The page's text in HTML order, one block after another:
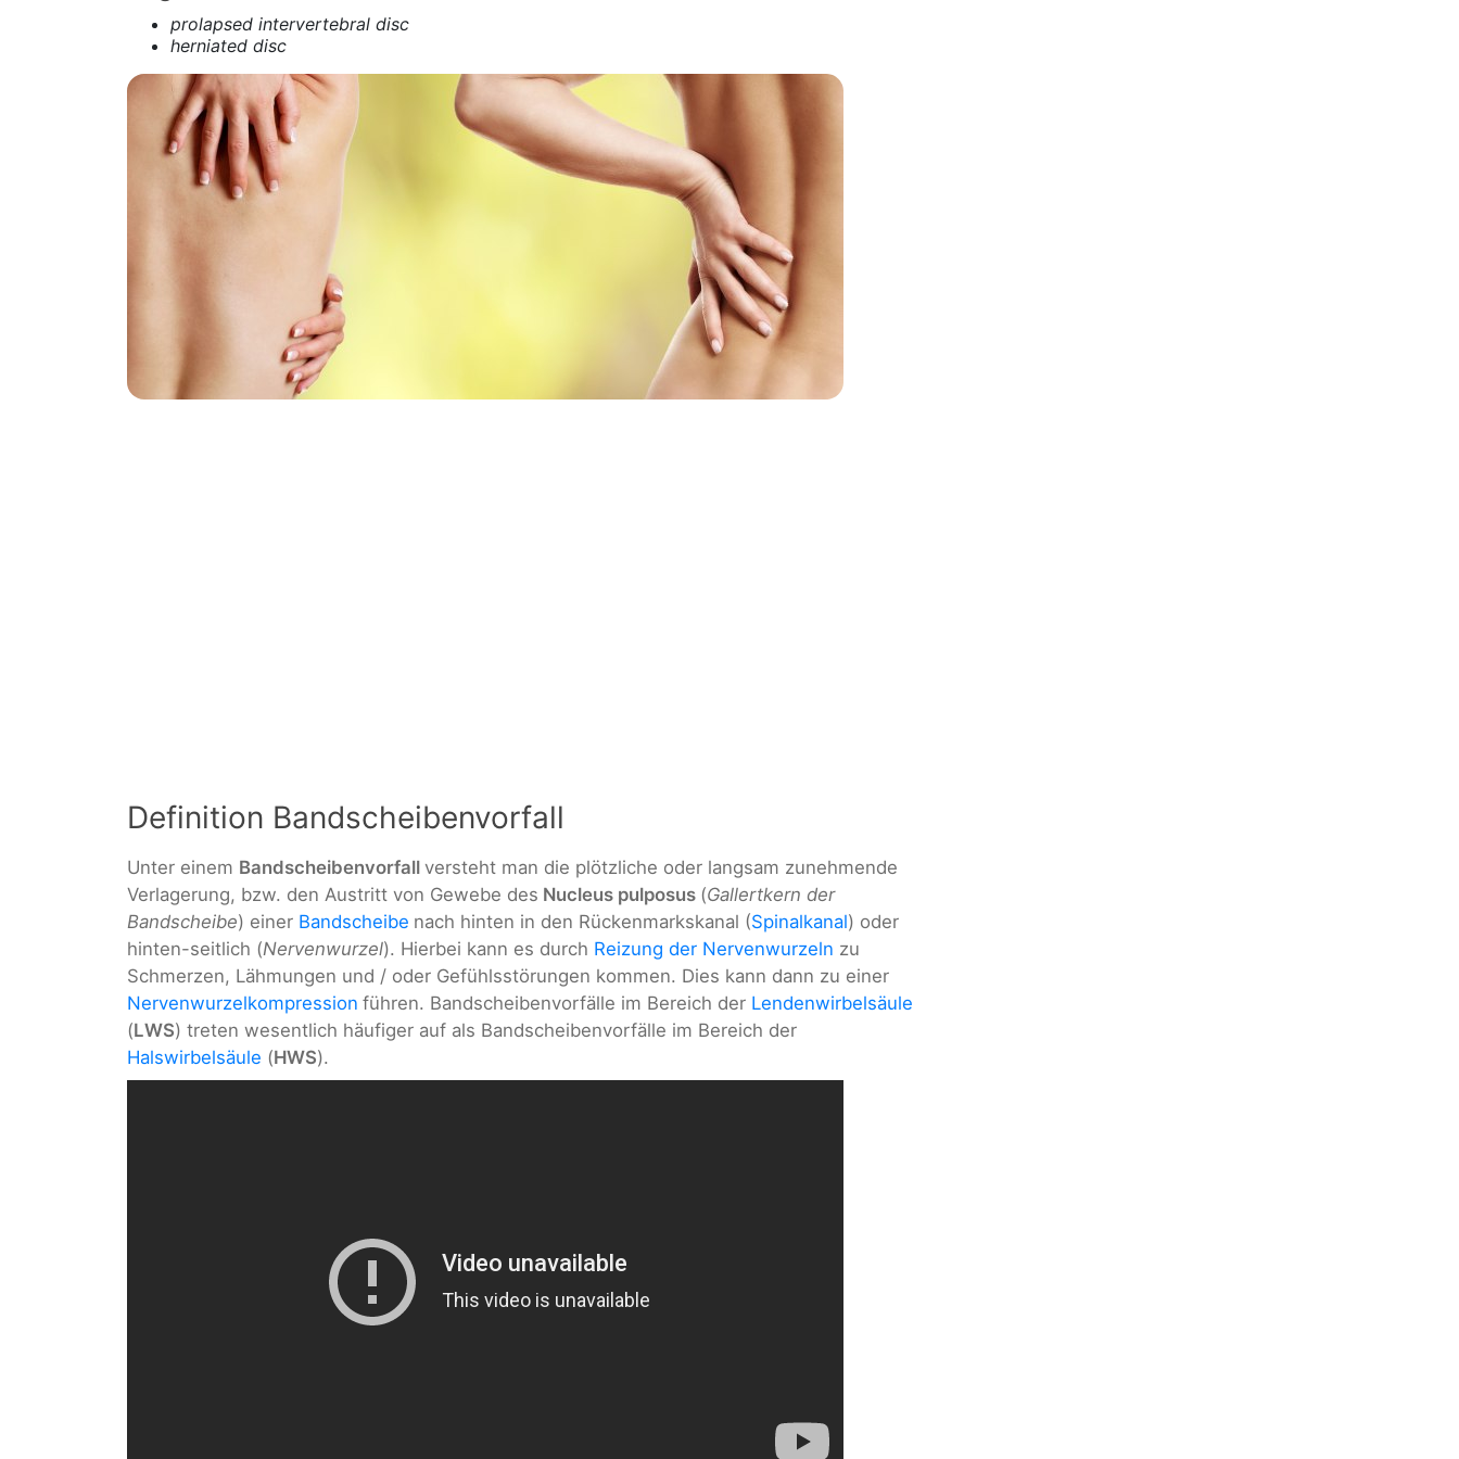
prolapsed intervertebral disc
herniated disc
Definition Bandscheibenvorfall
Unter einem Bandscheibenvorfall versteht man die plötzliche oder langsam zunehmende
Verlagerung, bzw. den Austritt von Gewebe des Nucleus pulposus (Gallertkern der
Bandscheibe) einer Bandscheibe nach hinten in den Rückenmarkskanal (Spinalkanal) oder
hinten-seitlich (Nervenwurzel). Hierbei kann es durch Reizung der Nervenwurzeln zu
Schmerzen, Lähmungen und / oder Gefühlsstörungen kommen. Dies kann dann zu einer
Nervenwurzelkompression führen. Bandscheibenvorfälle im Bereich der Lendenwirbelsäule
(LWS) treten wesentlich häufiger auf als Bandscheibenvorfälle im Bereich der
Halswirbelsäule (HWS).